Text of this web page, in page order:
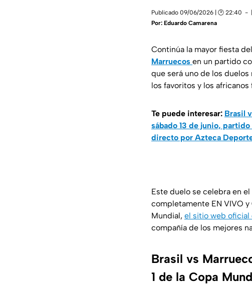
Publicado 09/06/2026 | 🕑 22:40
Por: Eduardo Camarena
Continúa la mayor fiesta
Marruecos en un partido
que será uno de los
los favoritos y los
Te puede interesar: Brasil
sábado 13 de junio,
directo por Azteca
Este duelo se celebra en
completamente EN VIVO y
Mundial, el sitio web
compañía de los mejores
Brasil vs
1 de la Copa